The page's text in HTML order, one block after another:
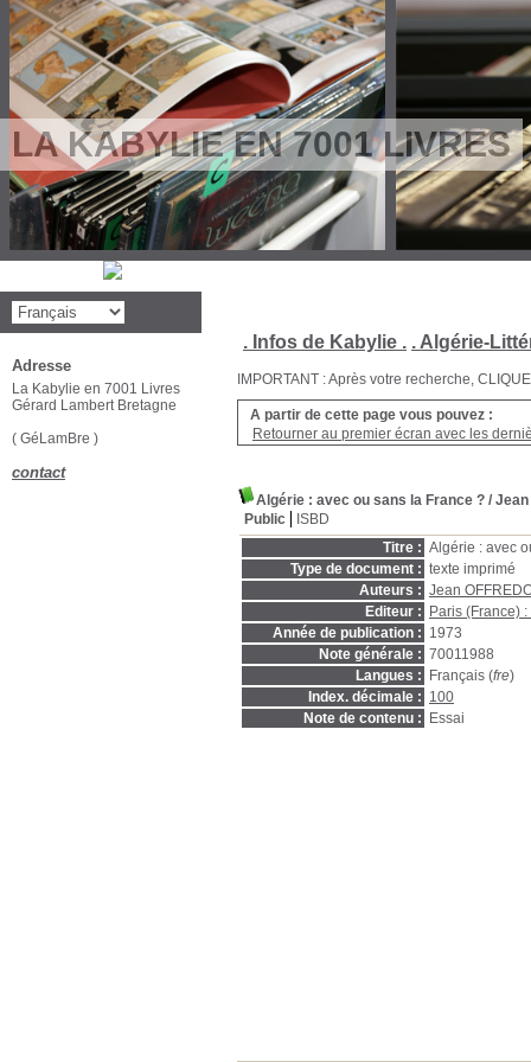
LA KABYLIE EN 7001 LIVRES
. Infos de Kabylie . . Algérie-
IMPORTANT : Après votre recherche,
A partir de cette page vous pouvez :
Retourner au premier écran avec les
Algérie : avec ou sans la France ? / Jean
Public
ISBD
Titre : Algérie : avec
Type de document : texte imprimé
Auteurs : Jean
Editeur :
Paris (France)
Année de publication : 1973
Note générale : 70011988
Langues :
Français (fre)
Index. décimale : 100
Note de contenu :
Essai
Adresse
La Kabylie en 7001 Livres
Gérard Lambert Bretagne
( GéLamBre )
contact